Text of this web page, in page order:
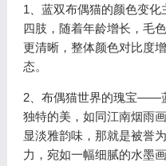
1、蓝双布偶猫的颜色变
四肢，随着年龄增长，毛
更清晰，整体颜色对比度
态。
2、布偶猫世界的瑰宝——
独特的美，如同江南烟雨
显淡雅韵味，那就是被誉
力，宛如一幅细腻的水墨